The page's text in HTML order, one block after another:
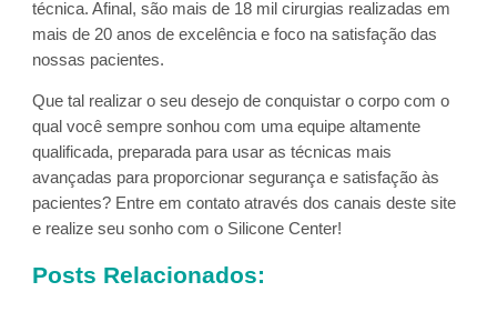
técnica. Afinal, são mais de 18 mil cirurgias realizadas em
mais de 20 anos de excelência e foco na satisfação das
nossas pacientes.
Que tal realizar o seu desejo de conquistar o corpo com o
qual você sempre sonhou com uma equipe altamente
qualificada, preparada para usar as técnicas mais
avançadas para proporcionar segurança e satisfação às
pacientes? Entre em contato através dos canais deste site
e realize seu sonho com o Silicone Center!
Posts Relacionados: